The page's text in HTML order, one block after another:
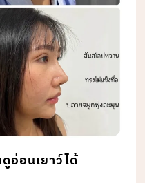
อ่อนเยาว์ได้